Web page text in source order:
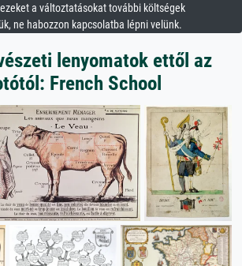
a változtatásokat további költségek
ne habozzon kapcsolatba lépni velünk.
lenyomatok ettől az
French School